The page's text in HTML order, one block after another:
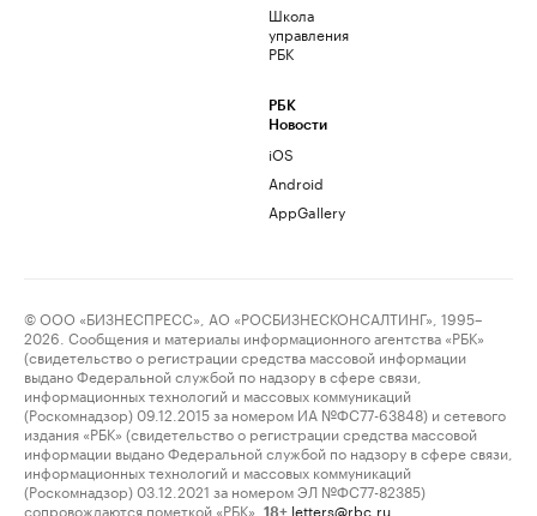
Школа
управления
РБК
РБК
Новости
iOS
Android
AppGallery
© ООО «БИЗНЕСПРЕСС», АО «РОСБИЗНЕСКОНСАЛТИНГ», 1995–
2026. Сообщения и материалы информационного агентства «РБК»
(свидетельство о регистрации средства массовой информации
выдано Федеральной службой по надзору в сфере связи,
информационных технологий и массовых коммуникаций
(Роскомнадзор) 09.12.2015 за номером ИА №ФС77-63848) и сетевого
издания «РБК» (свидетельство о регистрации средства массовой
информации выдано Федеральной службой по надзору в сфере связи,
информационных технологий и массовых коммуникаций
(Роскомнадзор) 03.12.2021 за номером ЭЛ №ФС77-82385)
сопровождаются пометкой «РБК».
18+ letters@rbc.ru